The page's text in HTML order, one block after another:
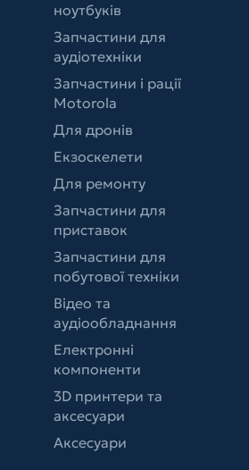
ноутбуків
Запчастини для
аудіотехніки
Запчастини і рації
Motorola
Для дронів
Екзоскелети
Для ремонту
Запчастини для
приставок
Запчастини для
побутової техніки
Відео та
аудіообладнання
Електронні
компоненти
3D принтери та
аксесуари
Аксесуари